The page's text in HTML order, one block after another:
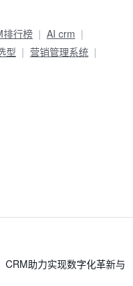
排行榜
AI crm
型
营销管理系统
CRM助力实现数字化革新与